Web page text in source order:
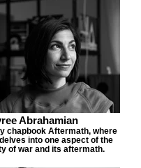
Abrahamian
chapbook Aftermath, where
into one aspect of the
of war and its aftermath.